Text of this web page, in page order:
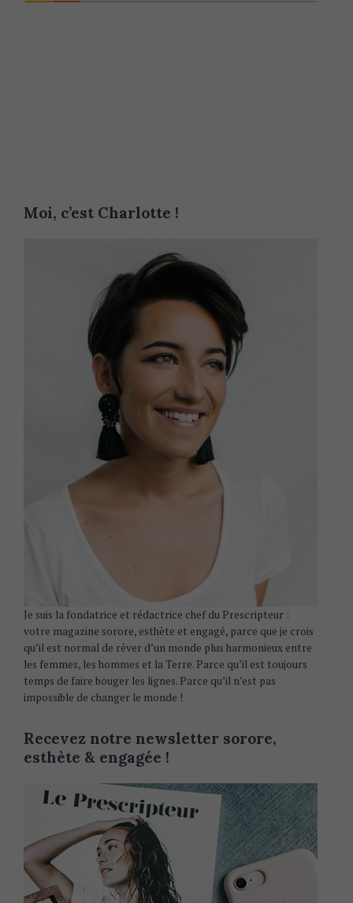
Moi, c’est Charlotte !
Je suis la fondatrice et rédactrice chef du Prescripteur :
votre magazine sorore, esthète et engagé, parce que je crois
qu’il est normal de rêver d’un monde plus harmonieux entre
les femmes, les hommes et la Terre. Parce qu’il est toujours
temps de faire bouger les lignes. Parce qu’il n’est pas
impossible de changer le monde !
Recevez notre newsletter sorore,
esthète & engagée !